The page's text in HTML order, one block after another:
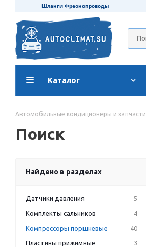
Шланги Фреонопроводы
Каталог
Автомобильные кондиционеры и запчасти
Поиск
Найдено в разделах
Датчики давления 5
Комплекты сальников 4
Компрессоры поршневые 40
Пластины прижимные 3